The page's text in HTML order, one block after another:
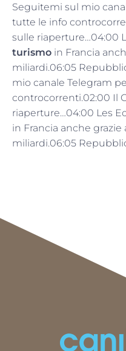
Seguitemi sul mio
tutte le info
sulle riaperture…04:00
turismo in Francia
miliardi.06:05
mio canale Telegram
controcorrenti.02:00 Il
riaperture…04:00 Les
in Francia anche
miliardi.06:05